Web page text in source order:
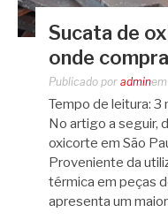
Sucata de
onde
Publicado por adminem
Tempo de leitura: 3
No artigo a seguir,
oxicorte em São
Proveniente da
térmica em peças
apresenta um